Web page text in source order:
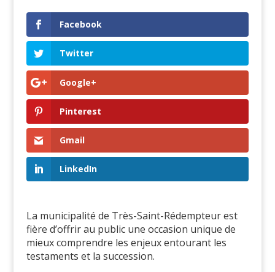
Facebook
Twitter
Google+
Pinterest
Gmail
LinkedIn
La municipalité de Très-Saint-Rédempteur est
fière d’offrir au public une occasion unique de
mieux comprendre les enjeux entourant les
testaments et la succession.